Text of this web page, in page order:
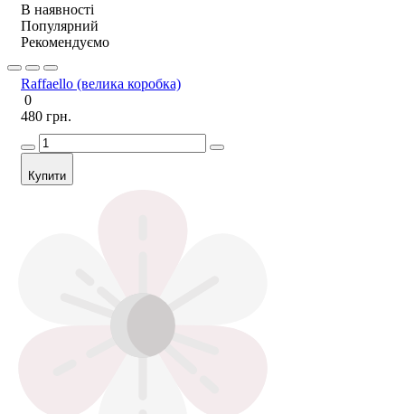
В наявності
Популярний
Рекомендуємо
Raffaello (велика коробка)
0
480 грн.
Купити